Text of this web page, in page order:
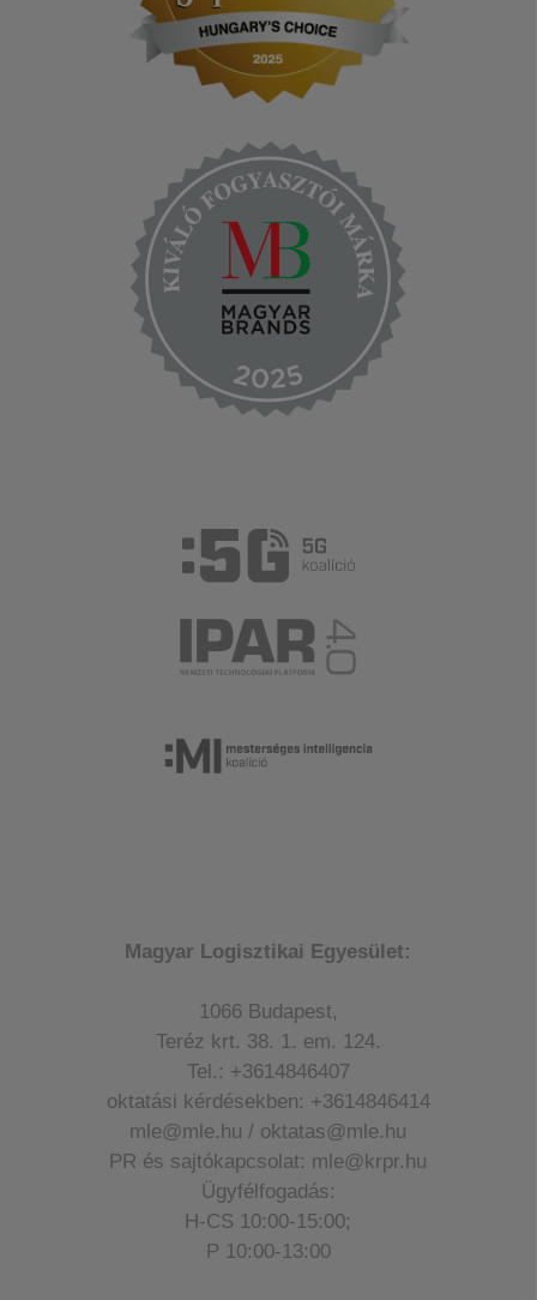
Magyar Logisztikai Egyesület:
1066 Budapest,
Teréz krt. 38. 1. em. 124.
Tel.: +3614846407
oktatási kérdésekben: +3614846414
mle@mle.hu / oktatas@mle.hu
PR és sajtókapcsolat: mle@krpr.hu
Ügyfélfogadás:
H-CS 10:00-15:00;
P 10:00-13:00